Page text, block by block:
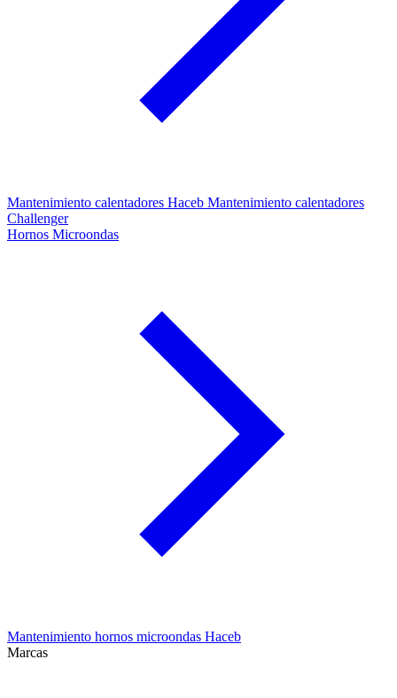
Mantenimiento calentadores Haceb Mantenimiento calentadores
Challenger
Hornos Microondas
Mantenimiento hornos microondas Haceb
Marcas